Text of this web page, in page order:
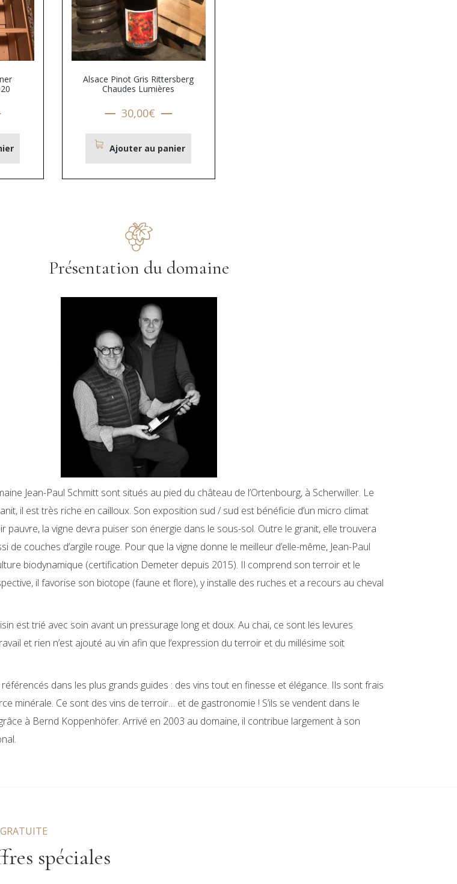
Alsace Pinot Gris Rittersberg
Chaudes Lumières
30,00€
Ajouter au panier
Présentation du domaine
Jean-Paul Schmitt sont situés au pied du château de l’Ortenbourg, à Scherwiller. Le
il est très riche en cailloux. Son exposition sud / sud est bénéficie d’un micro climat
pauvre, la vigne devra puiser son énergie dans le sous-sol. Outre le granit, elle trouvera
de couches d’argile rouge. Pour que la vigne donne le meilleur d’elle-même, Jean-Paul
biodynamique (certification Demeter depuis 2015). Il comprend son terroir et le
il favorise son biotope (faune et flore), y installe des ruches et a recours au cheval
est trié avec soin avant un pressurage long et doux. Au chai, ce sont les levures
et rien n’est ajouté au vin afin que l’expression du terroir et du millésime soit
dans les plus grands guides : des vins tout en finesse et élégance. Ils sont frais
minérale. Ce sont des vins de terroir… et de gastronomie ! S’ils se vendent dans le
à Bernd Koppenhöfer. Arrivé en 2003 au domaine, il contribue largement à son
spéciales